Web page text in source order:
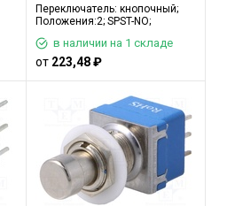
Переключатель: кнопочный;
Положения:2; SPST-NO;
в наличии на 1 складе
от223,48 ₽